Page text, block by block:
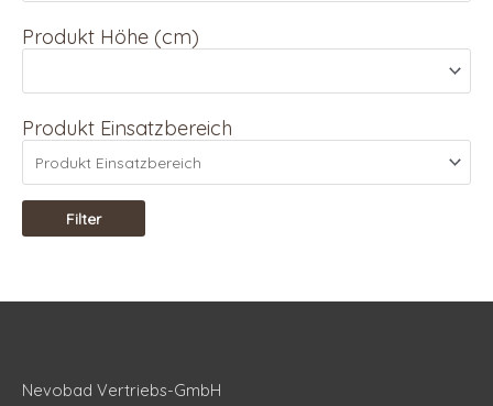
Produkt Höhe (cm)
Produkt Einsatzbereich
Filter
Nevobad Vertriebs-GmbH